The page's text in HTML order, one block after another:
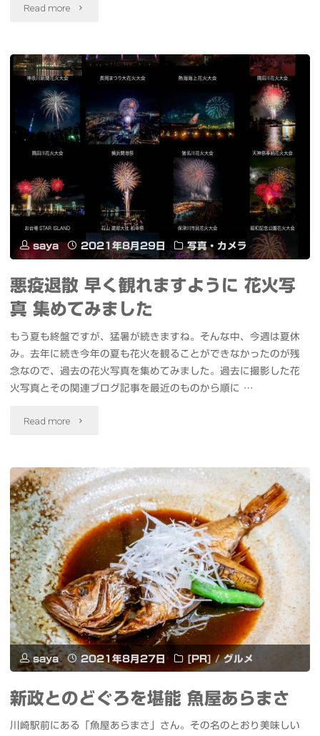
パ
フ
ォ
マ
ス
と
花
火"
Read more "WordPress
ロ
の
タ
ー
ー
を
saya 2021年8月29日 写真・カメラ
悪疫退散 早く観れますように 花火写
真 集めてみました
もう夏も終盤ですが、猛暑が続きますね。そんな中、今週は夏休
み。去年に続き今年の夏も花火を観ることができなかったのが残
念なので、過去の花火写真を集めてみました。過去に撮影した花
火写真とその関連ブログ記事を最近のものから順に …
Read more "悪
退
散
早
く
観
れ
ま
よ
saya 2021年8月27日 [PR] / グルメ
新政とのどぐろを堪能 魚屋あらまさ
川崎駅前にある「魚屋あらまさ」さん。その名のとおり美味しい